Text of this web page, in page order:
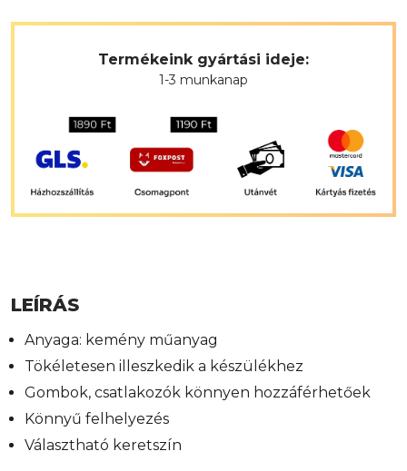
Termékeink gyártási ideje:
1-3 munkanap
LEÍRÁS
Anyaga: kemény műanyag
Tökéletesen illeszkedik a készülékhez
Gombok, csatlakozók könnyen hozzáférhetőek
Könnyű felhelyezés
Választható keretszín